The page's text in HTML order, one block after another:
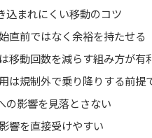
込まれにくい移動のコツ
直前ではなく余裕を持たせる
移動回数を減らす組み方が有
は規制外で乗り降りする前提
の影響を見落とさない
響を直接受けやすい